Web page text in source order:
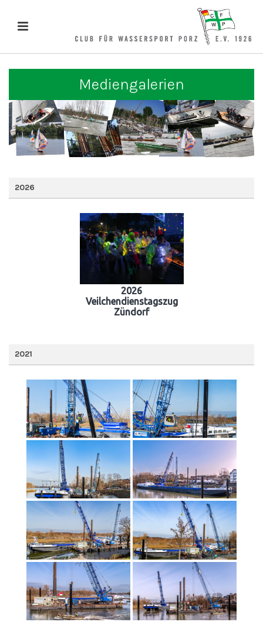
Mediengalerien
2026
2026
Veilchendienstagszug
Zündorf
2021